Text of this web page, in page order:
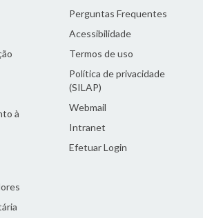
à
Perguntas Frequentes
Acessibilidade
Termos de uso
Política de privacidade
(SILAP)
Webmail
Intranet
Efetuar Login